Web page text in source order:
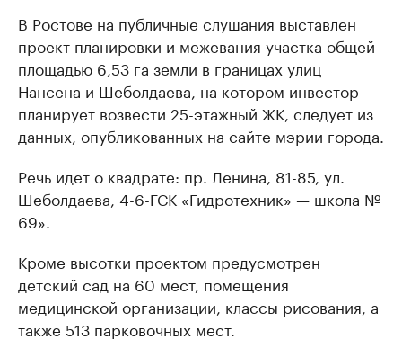
В Ростове на публичные слушания выставлен
проект планировки и межевания участка общей
площадью 6,53 га земли в границах улиц
Нансена и Шеболдаева, на котором инвестор
планирует возвести 25-этажный ЖК, следует из
данных, опубликованных на сайте мэрии города.
Речь идет о квадрате: пр. Ленина, 81-85, ул.
Шеболдаева, 4-6-ГСК «Гидротехник» — школа №
69».
Кроме высотки проектом предусмотрен
детский сад на 60 мест, помещения
медицинской организации, классы рисования, а
также 513 парковочных мест.